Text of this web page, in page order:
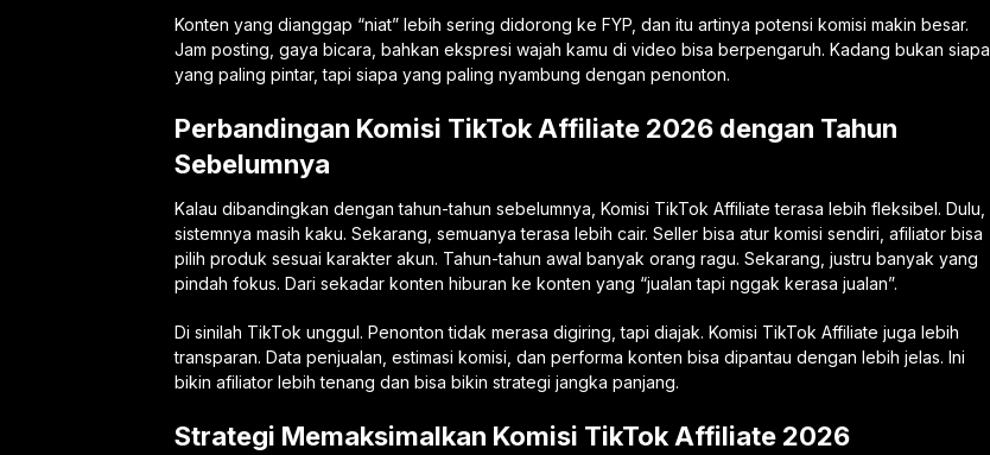
Konten yang dianggap “niat” lebih sering didorong ke FYP, dan itu artinya potensi komisi makin besar.
Jam posting, gaya bicara, bahkan ekspresi wajah kamu di video bisa berpengaruh. Kadang bukan siapa
yang paling pintar, tapi siapa yang paling nyambung dengan penonton.
Perbandingan Komisi TikTok Affiliate 2026 dengan Tahun
Sebelumnya
Kalau dibandingkan dengan tahun-tahun sebelumnya, Komisi TikTok Affiliate terasa lebih fleksibel. Dulu,
sistemnya masih kaku. Sekarang, semuanya terasa lebih cair. Seller bisa atur komisi sendiri, afiliator bisa
pilih produk sesuai karakter akun. Tahun-tahun awal banyak orang ragu. Sekarang, justru banyak yang
pindah fokus. Dari sekadar konten hiburan ke konten yang “jualan tapi nggak kerasa jualan”.
Di sinilah TikTok unggul. Penonton tidak merasa digiring, tapi diajak. Komisi TikTok Affiliate juga lebih
transparan. Data penjualan, estimasi komisi, dan performa konten bisa dipantau dengan lebih jelas. Ini
bikin afiliator lebih tenang dan bisa bikin strategi jangka panjang.
Strategi Memaksimalkan Komisi TikTok Affiliate 2026